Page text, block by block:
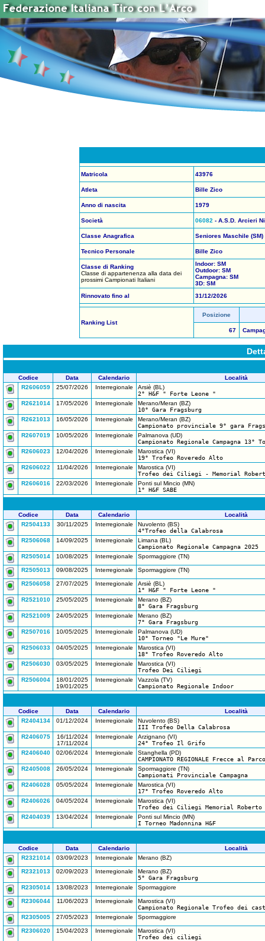
Matricola 43976
Atleta Bille Zico
Anno di nascita 1979
Società 06082 - A.S.D. Arcieri
Classe Anagrafica Seniores Maschile (SM)
Tecnico Personale Bille Zico
Classe di Ranking
Classe di appartenenza alla data dei
prossimi Campionati Italiani
Indoor: SM
Outdoor: SM
Campagna: SM
3D: SM
Rinnovato fino al
31/12/2026
Ranking List
Posizione
67
Codice Data Calendario
Località
R2606059
25/07/2026 Interregionale
Arsiè (BL)
2° H&F " Forte Leone "
R2621014
17/05/2026 Interregionale
Merano/Meran (BZ)
10° Gara Fragsburg
R2621013
16/05/2026 Interregionale
Merano/Meran (BZ)
Campionato provinciale 9° gara
R2607019
10/05/2026 Interregionale
Palmanova (UD)
Campionato Regionale Campagna 13°
R2606023
12/04/2026 Interregionale
Marostica (VI)
19° Trofeo Roveredo Alto
R2606022
11/04/2026 Interregionale
Marostica (VI)
Trofeo dei Ciliegi - Memorial
R2606016
22/03/2026 Interregionale
Ponti sul Mincio (MN)
1° H&F SABE
Codice Data Calendario
Località
R2504133
30/11/2025 Interregionale
Nuvolento (BS)
4°Trofeo della Calabrosa
R2506068
14/09/2025 Interregionale
Limana (BL)
Campionato Regionale Campagna 2025
R2505014
10/08/2025 Interregionale Spormaggiore (TN)
R2505013 09/08/2025 Interregionale Spormaggiore (TN)
R2506058 27/07/2025 Interregionale
Arsiè (BL)
1° H&F " Forte Leone "
R2521010
25/05/2025 Interregionale
Merano (BZ)
8° Gara Fragsburg
R2521009
24/05/2025 Interregionale
Merano (BZ)
7° Gara Fragsburg
R2507016
10/05/2025 Interregionale
Palmanova (UD)
10° Torneo "Le Mure"
R2506033
04/05/2025 Interregionale
Marostica (VI)
18° Trofeo Roveredo Alto
R2506030
03/05/2025 Interregionale
Marostica (VI)
Trofeo Dei Ciliegi
R2506004
18/01/2025
19/01/2025
Interregionale
Vazzola (TV)
Campionato Regionale Indoor
Codice Data Calendario
Località
R2404134
01/12/2024 Interregionale
Nuvolento (BS)
III Trofeo Della Calabrosa
R2406075
16/11/2024
17/11/2024
Interregionale
Arzignano (VI)
24° Trofeo Il Grifo
R2406040
02/06/2024 Interregionale
Stanghella (PD)
CAMPIONATO REGIONALE Frecce al
R2405008
26/05/2024 Interregionale
Spormaggiore (TN)
Campionati Provinciale Campagna
R2406028
05/05/2024 Interregionale
Marostica (VI)
17° Trofeo Roveredo Alto
R2406026
04/05/2024 Interregionale
Marostica (VI)
Trofeo dei Ciliegi Memorial Roberto
R2404039
13/04/2024 Interregionale
Ponti sul Mincio (MN)
I Torneo Madonnina H&F
Codice Data Calendario
Località
R2321014
03/09/2023 Interregionale Merano (BZ)
R2321013 02/09/2023 Interregionale
Merano (BZ)
5° Gara Fragsburg
R2305014
13/08/2023 Interregionale Spormaggiore
R2306044 11/06/2023 Interregionale
Marostica (VI)
Campionato Regionale Trofeo dei
R2305005
27/05/2023 Interregionale Spormaggiore
R2306020 15/04/2023 Interregionale
Marostica (VI)
Trofeo dei ciliegi